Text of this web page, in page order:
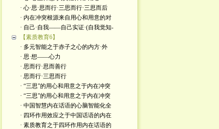
· 心·思·思而行·三思而行·三思而后
· 内在冲突根源来自用心和用意的对
· 自己·自我——自己实证·(自我觉知-
【素质教育6】
· 多元智能之于赤子之心的内方·外
· 思·想——心力
· 思而行·思而善行
· 思而行·三思而行
· “三思”的用心和用意之于内在冲突
· “三思”的用心和用意之于内在冲突
· 中国智慧内在话语的心脑智能化全
· 四环作用效应之于中国话语的内在
· 素质教育之于四环作用内在话语的